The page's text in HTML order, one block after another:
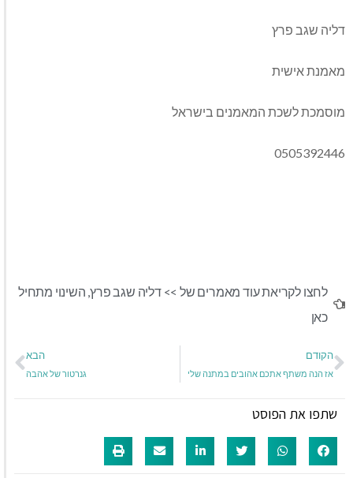
דליה שגב פרץ
מאמנת אישית
מוסמכת לשכת המאמנים בישראל
0505392446
לחצו לקריאת עוד מאמרים של >> דליה שגב פרץ, השינוי מתחיל
כאן
הקודם
אז הנה משתף אתכם אהובים במתנה שלי
הבא
גנרטור של אהבה
שתפו את הפוסט